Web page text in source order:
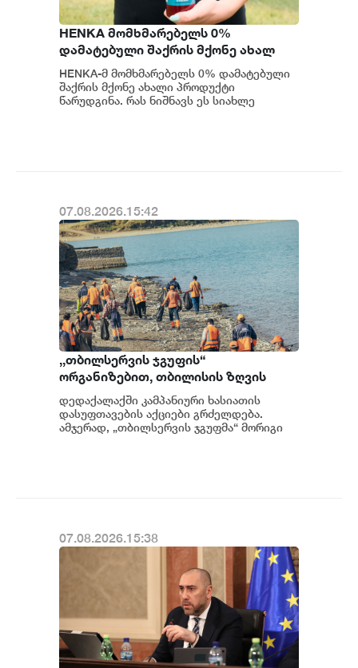
HENKA მომხმარებელს 0%
დამატებული შაქრის მქონე ახალ
პროდუქტს სთავაზობს
HENKA-მ მომხმარებელს 0% დამატებული
შაქრის მქონე ახალი პროდუქტი
წარუდგინა. რას ნიშნავს ეს სიახლე
07.08.2026.15:42
,,თბილსერვის ჯგუფის“
ორგანიზებით, თბილისის ზღვის
მიმდებარე ტერიტორიაზე
დასუფთავების აქცია გაიმართა
დედაქალაქში კამპანიური ხასიათის
დასუფთავების აქციები გრძელდება.
ამჯერად, „თბილსერვის ჯგუფმა“ მორიგი
07.08.2026.15:38